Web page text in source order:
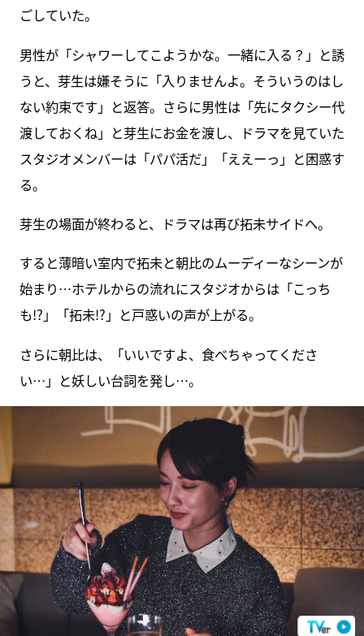
ごしていた。
男性が「シャワーしてこようかな。一緒に入る？」と誘
うと、芽生は嫌そうに「入りませんよ。そういうのはし
ない約束です」と返答。さらに男性は「先にタクシー代
渡しておくね」と芽生にお金を渡し、ドラマを見ていた
スタジオメンバーは「パパ活だ」「ええーっ」と困惑す
る。
芽生の場面が終わると、ドラマは再び拓未サイドへ。
すると薄暗い室内で拓未と朝比のムーディーなシーンが
始まり…ホテルからの流れにスタジオからは「こっち
も!?」「拓未!?」と戸惑いの声が上がる。
さらに朝比は、「いいですよ、食べちゃってくださ
い…」と妖しい台詞を発し…。